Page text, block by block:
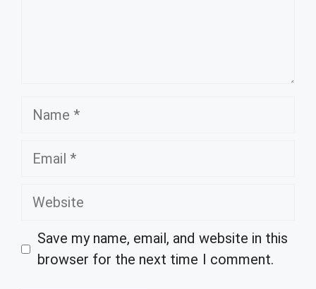
Name
Email
Website
Save my name, email, and website in this
browser for the next time I comment.